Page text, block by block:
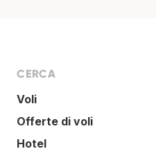
CERCA
Voli
Offerte di voli
Hotel